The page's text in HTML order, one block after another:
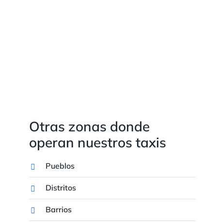
Otras zonas donde
operan nuestros taxis
Pueblos
Distritos
Barrios